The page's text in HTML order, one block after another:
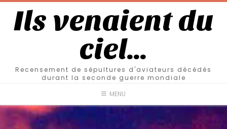
Ils venaient du
ciel…
Recensement de sépultures d'aviateurs décédés
durant la seconde guerre mondiale
MENU